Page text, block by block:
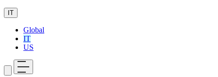
IT
Global
IT
US